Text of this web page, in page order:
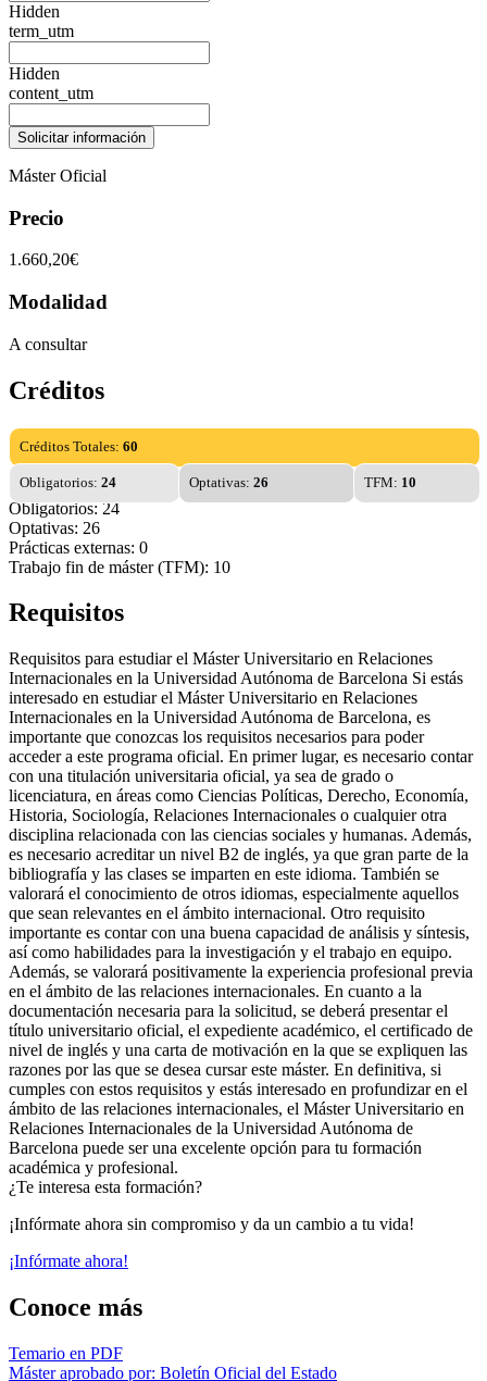
Hidden
term_utm
Hidden
content_utm
Máster Oficial
Precio
1.660,20€
Modalidad
A consultar
Créditos
Créditos Totales: 60
Obligatorios: 24 Optativas: 26 TFM: 10
Obligatorios: 24
Optativas: 26
Prácticas externas: 0
Trabajo fin de máster (TFM): 10
Requisitos
Requisitos para estudiar el Máster Universitario en Relaciones
Internacionales en la Universidad Autónoma de Barcelona Si estás
interesado en estudiar el Máster Universitario en Relaciones
Internacionales en la Universidad Autónoma de Barcelona, es
importante que conozcas los requisitos necesarios para poder
acceder a este programa oficial. En primer lugar, es necesario contar
con una titulación universitaria oficial, ya sea de grado o
licenciatura, en áreas como Ciencias Políticas, Derecho, Economía,
Historia, Sociología, Relaciones Internacionales o cualquier otra
disciplina relacionada con las ciencias sociales y humanas. Además,
es necesario acreditar un nivel B2 de inglés, ya que gran parte de la
bibliografía y las clases se imparten en este idioma. También se
valorará el conocimiento de otros idiomas, especialmente aquellos
que sean relevantes en el ámbito internacional. Otro requisito
importante es contar con una buena capacidad de análisis y síntesis,
así como habilidades para la investigación y el trabajo en equipo.
Además, se valorará positivamente la experiencia profesional previa
en el ámbito de las relaciones internacionales. En cuanto a la
documentación necesaria para la solicitud, se deberá presentar el
título universitario oficial, el expediente académico, el certificado de
nivel de inglés y una carta de motivación en la que se expliquen las
razones por las que se desea cursar este máster. En definitiva, si
cumples con estos requisitos y estás interesado en profundizar en el
ámbito de las relaciones internacionales, el Máster Universitario en
Relaciones Internacionales de la Universidad Autónoma de
Barcelona puede ser una excelente opción para tu formación
académica y profesional.
¿Te interesa esta formación?
¡Infórmate ahora sin compromiso y da un cambio a tu vida!
¡Infórmate ahora!
Conoce más
Temario en PDF
Máster aprobado por: Boletín Oficial del Estado